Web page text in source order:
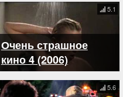
Очень страшное
кино 4 (2006)
5.1
5.6